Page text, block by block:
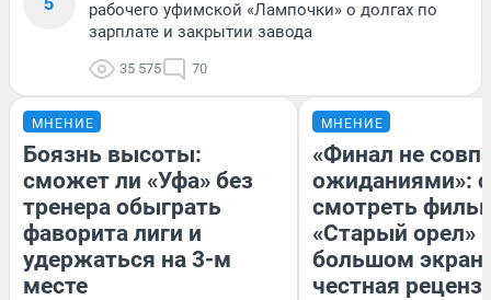
рабочего уфимской «Лампочки» о долгах по
зарплате и закрытии завода
35 575 70
МНЕНИЕ
Боязнь высоты:
сможет ли «Уфа» без
тренера обыграть
фаворита лиги и
удержаться на 3-м
месте
МНЕНИЕ
«Финал не
ожиданиями»:
смотреть
«Старый орел»
большом
честная